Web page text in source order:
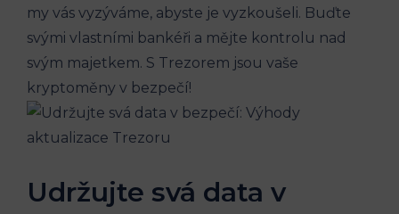
my vás vyzýváme, abyste je vyzkoušeli. Buďte
svými vlastními bankéři a mějte kontrolu nad
svým majetkem. S Trezorem jsou vaše
kryptoměny v bezpečí!
Udržujte svá data v